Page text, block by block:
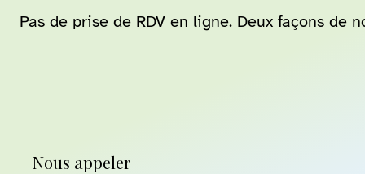
Pas de prise de RDV en ligne. Deux façons de
Nous appeler